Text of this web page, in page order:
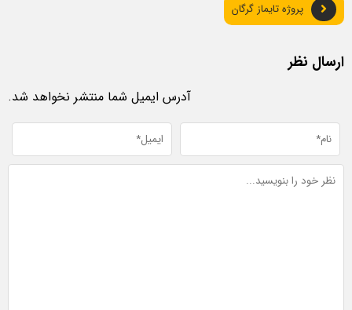
پروژه تایماز گرگان
ارسال نظر
آدرس ایمیل شما منتشر نخواهد شد.